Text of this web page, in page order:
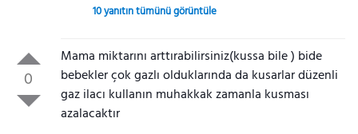
10 yanıtın tümünü görüntüle
0
Mama miktarını arttırabilirsiniz(kussa bile ) bide
bebekler çok gazlı olduklarında da kusarlar düzenli
gaz ilacı kullanın muhakkak zamanla kusması
azalacaktır